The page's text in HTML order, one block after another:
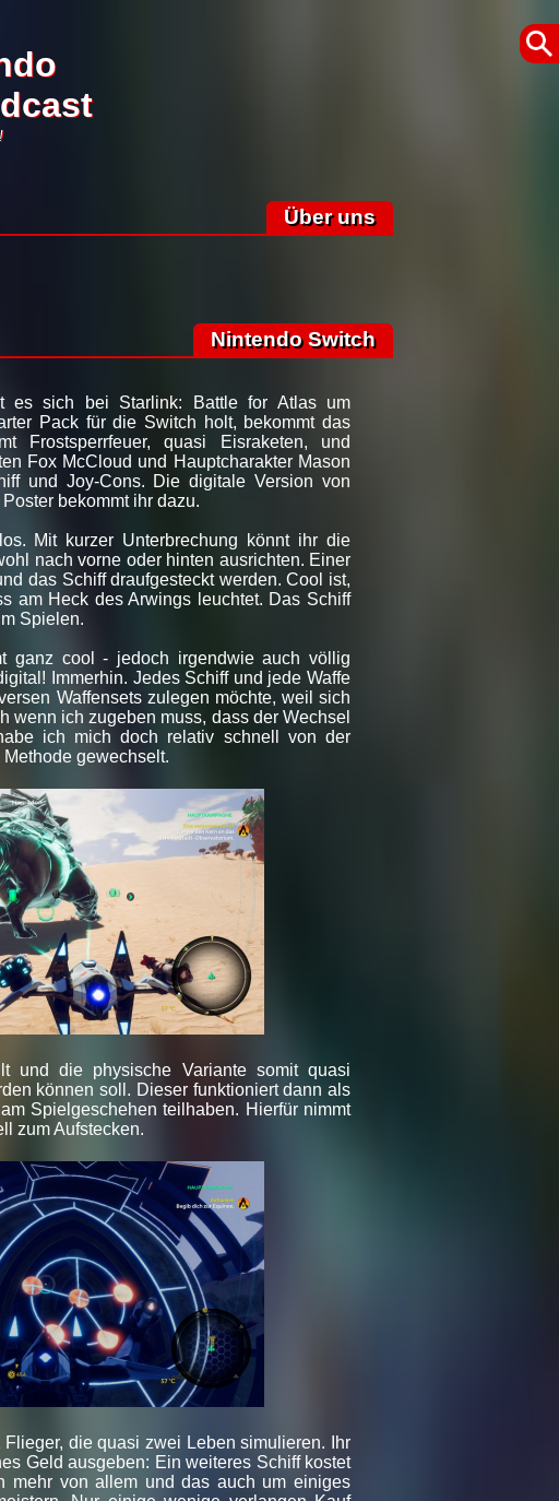
Über uns
Nintendo Switch
es sich bei Starlink: Battle for Atlas um
Pack für die Switch holt, bekommt das
Frostsperrfeuer, quasi Eisraketen, und
Fox McCloud und Hauptcharakter Mason
und Joy-Cons. Die digitale Version von
bekommt ihr dazu.
Mit kurzer Unterbrechung könnt ihr die
nach vorne oder hinten ausrichten. Einer
das Schiff draufgesteckt werden. Cool ist,
am Heck des Arwings leuchtet. Das Schiff
Spielen.
ganz cool - jedoch irgendwie auch völlig
Immerhin. Jedes Schiff und jede Waffe
Waffensets zulegen möchte, weil sich
ich zugeben muss, dass der Wechsel
ich mich doch relativ schnell von der
gewechselt.
und die physische Variante somit quasi
können soll. Dieser funktioniert dann als
Spielgeschehen teilhaben. Hierfür nimmt
zum Aufstecken.
die quasi zwei Leben simulieren. Ihr
Geld ausgeben: Ein weiteres Schiff kostet
mehr von allem und das auch um einiges